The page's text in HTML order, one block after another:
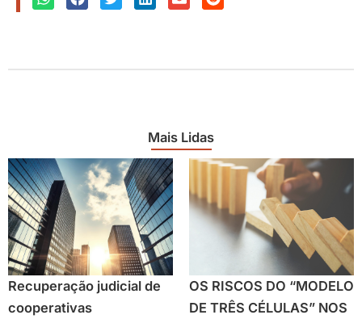
Mais Lidas
Recuperação judicial de
cooperativas
OS RISCOS DO “MODELO
DE TRÊS CÉLULAS” NOS